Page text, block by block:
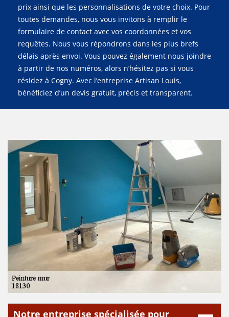
prix ainsi que les personnalisations de votre choix. Pour
toutes demandes, nous vous invitons à remplir le
formulaire de contact avec vos coordonnées et vos
requêtes. Nous vous répondrons dans les plus brefs
délais après envoi. Vous pouvez également nous joindre
à partir de nos numéros, alors n’hésitez pas si vous
résidez à Cogny. Avec l’entreprise Artisan Louis,
bénéficiez d’un devis gratuit, précis et transparent.
Notre entreprise spécialisée pour